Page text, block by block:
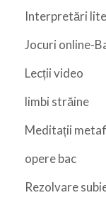
Interpretări
Jocuri online-
Lecții video
limbi străine
Meditații
opere bac
Rezolvare